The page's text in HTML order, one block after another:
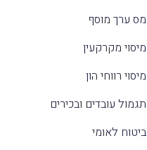
מס ערך מוסף
מיסוי מקרקעין
מיסוי רווחי הון
תגמול עובדים ובכירים
ביטוח לאומי